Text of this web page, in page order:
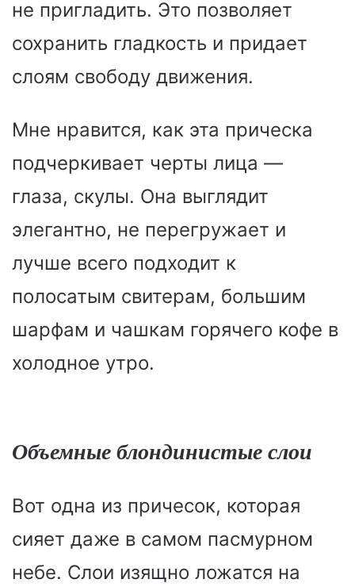
не пригладить. Это позволяет
сохранить гладкость и придает
слоям свободу движения.
Мне нравится, как эта прическа
подчеркивает черты лица —
глаза, скулы. Она выглядит
элегантно, не перегружает и
лучше всего подходит к
полосатым свитерам, большим
шарфам и чашкам горячего кофе в
холодное утро.
Объемные блондинистые слои
Вот одна из причесок, которая
сияет даже в самом пасмурном
небе. Слои изящно ложатся на